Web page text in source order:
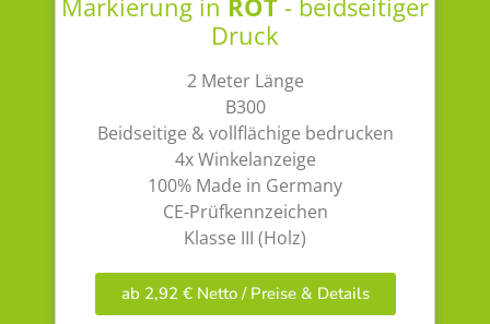
Markierung in ROT- beidseitiger
Druck
2 Meter Länge
B300
Beidseitige & vollflächige bedrucken
4x Winkelanzeige
100% Made in Germany
CE-Prüfkennzeichen
Klasse III (Holz)
ab 2,92 € Netto / Preise & Details